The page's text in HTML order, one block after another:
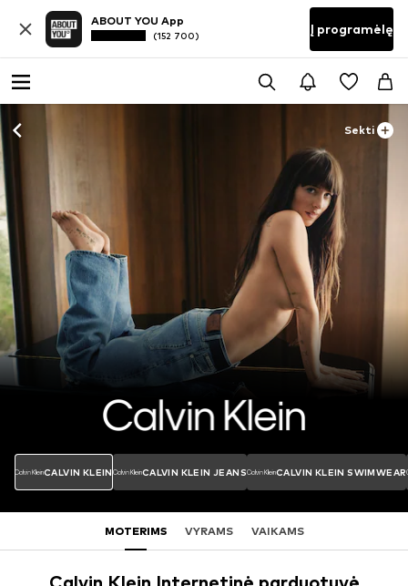
ABOUT YOU App
(152 700) Į programėlę
Sekti
CALVIN KLEIN CALVIN KLEIN JEANS CALVIN KLEIN SWIMWEAR
MOTERIMS VYRAMS VAIKAMS